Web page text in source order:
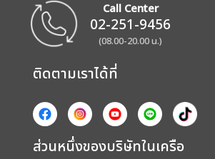
Call Center
02-251-9456
(08.00-20.00 น.)
ติดตามเราได้ที่
ส่วนหนึ่งของบริษัทในเครือ